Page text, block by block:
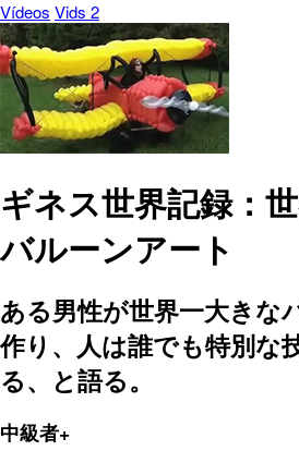
Vídeos Vids 2
ギネス世界記録：
バルーンアート
ある男性が世界一大きな
作り、人は誰でも特別な
る、と語る。
中級者+